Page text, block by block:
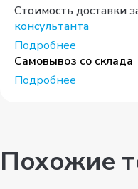
Стоимость доставки
консультанта
Подробнее
Самовывоз со склада
Подробнее
Похожие